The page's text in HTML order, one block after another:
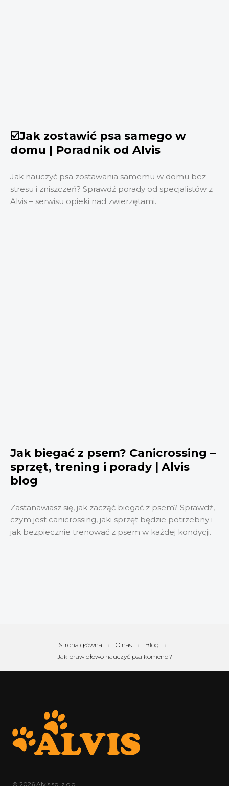
☑️Jak zostawić psa samego w
domu | Poradnik od Alvis
Jak nauczyć psa zostawania samemu w domu bez
stresu i zniszczeń? Sprawdź porady od specjalistów z
Alvis – serwisu opieki nad zwierzętami.
Jak biegać z psem? Canicrossing –
sprzęt, trening i porady | Alvis
blog
Zastanawiasz się, jak zacząć biegać z psem? Sprawdź,
czym jest canicrossing, jaki sprzęt będzie potrzebny i
jak bezpiecznie trenować z psem w każdej kondycji.
Strona główna → O nas → Blog →
Jak prawidłowo nauczyć psa komend?
© 2026 Alvis sp. z o.o.